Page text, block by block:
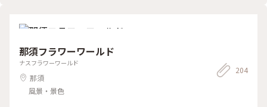
那須フラワーワールド
ナスフラワーワールド
那須
風景・景色
204